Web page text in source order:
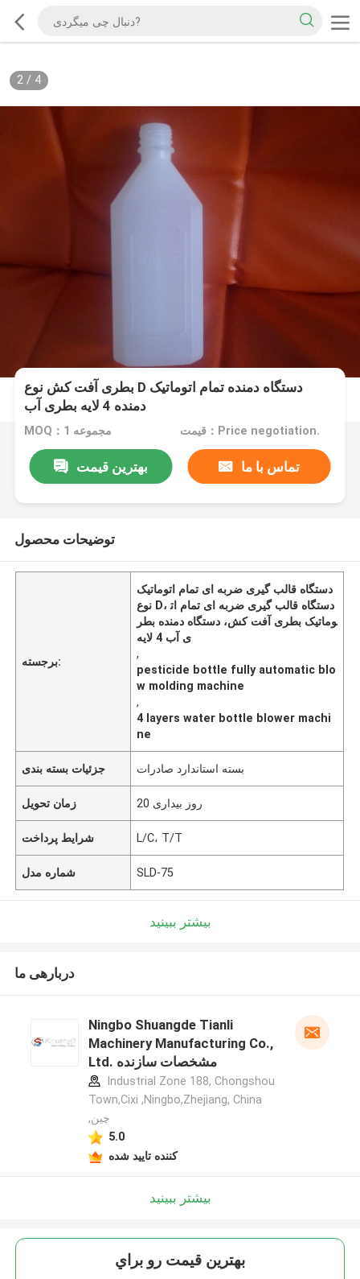
2/ 4
بطری آفت کش نوع D دستگاه دمنده تمام اتوماتیک
دمنده 4 لایه بطری آب
MOQ：1 مجموعه قیمت：Price negotiation.
بهترین قیمت تماس با ما
توضیحات محصول
برجسته:
دستگاه قالب گیری ضربه ای تمام اتوماتیک
نوع D، دستگاه قالب گیری ضربه ای تمام ات
وماتیک بطری آفت کش، دستگاه دمنده بطر
ی آب 4 لایه
,
pesticide bottle fully automatic blo
w molding machine
,
4 layers water bottle blower machi
ne
جزئیات بسته بندی بسته استاندارد صادرات
زمان تحویل 20 روز بیداری
شرایط پرداخت L/C، T/T
شماره مدل SLD-75
بیشتر ببینید
دربارهی ما
Ningbo Shuangde Tianli
Machinery Manufacturing Co.,
Ltd. مشخصات سازنده
Industrial Zone 188, Chongshou
Town,Cixi ,Ningbo,Zhejiang, China
,چین
5.0
کننده تایید شده
بیشتر ببینید
بهترين قيمت رو براي